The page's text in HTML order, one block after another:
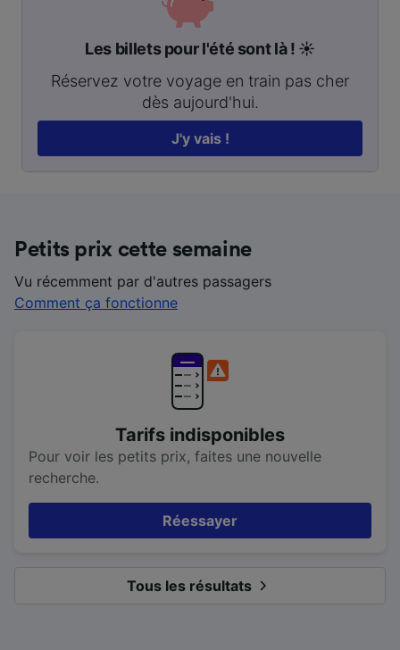
Les billets pour l'été sont là ! ☀️
Réservez votre voyage en train pas cher
dès aujourd'hui.
J'y vais !
Petits prix cette semaine
Vu récemment par d'autres passagers
Comment ça fonctionne
Tarifs indisponibles
Pour voir les petits prix, faites une nouvelle
recherche.
Réessayer
Tous les résultats